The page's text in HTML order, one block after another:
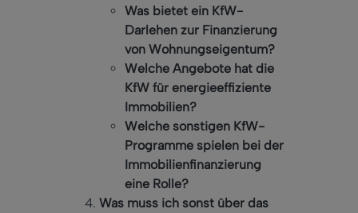
Was bietet ein KfW-
Darlehen zur Finanzierung
von Wohnungseigentum?
Welche Angebote hat die
KfW für energieeffiziente
Immobilien?
Welche sonstigen KfW-
Programme spielen bei der
Immobilienfinanzierung
eine Rolle?
Was muss ich sonst über das